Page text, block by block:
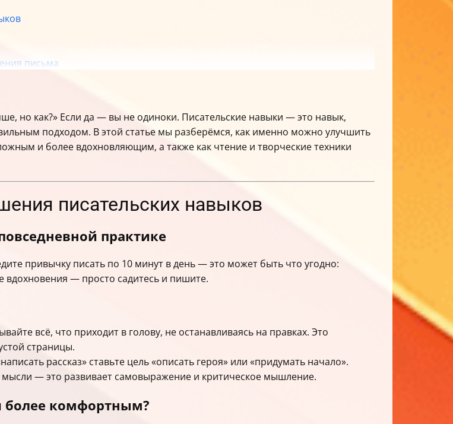
письма
но как?» Если да — вы не одиноки. Писательские навыки — это навык,
подходом. В этой статье мы разберёмся, как именно можно улучшить
и более вдохновляющим, а также как чтение и творческие техники
писательских навыков
практике
привычку писать по 10 минут в день — это может быть что угодно:
— просто садитесь и пишите.
всё, что приходит в голову, не останавливаясь на правках. Это
страницы.
рассказ» ставьте цель «описать героя» или «придумать начало».
— это развивает самовыражение и критическое мышление.
более комфортным?